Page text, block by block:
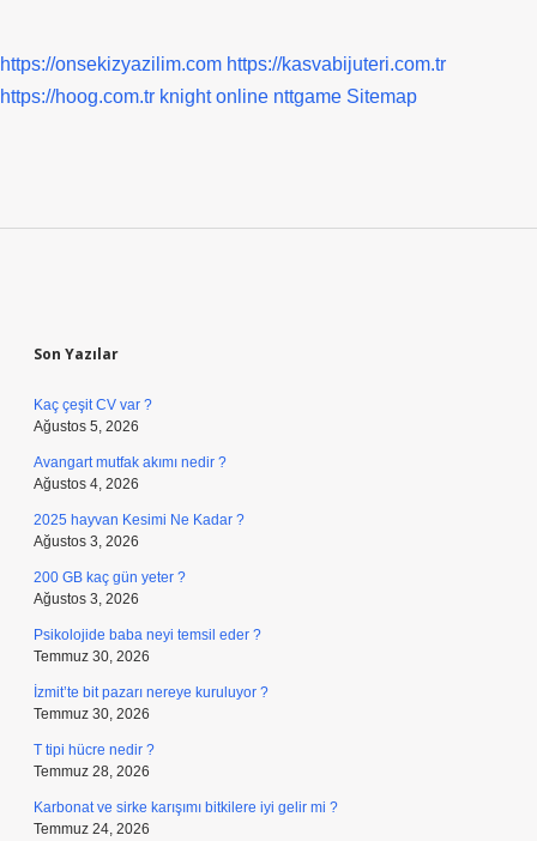
https://onsekizyazilim.com https://kasvabijuteri.com.tr
https://hoog.com.tr knight online nttgame Sitemap
Son Yazılar
Kaç çeşit CV var ?
Ağustos 5, 2026
Avangart mutfak akımı nedir ?
Ağustos 4, 2026
2025 hayvan Kesimi Ne Kadar ?
Ağustos 3, 2026
200 GB kaç gün yeter ?
Ağustos 3, 2026
Psikolojide baba neyi temsil eder ?
Temmuz 30, 2026
İzmit’te bit pazarı nereye kuruluyor ?
Temmuz 30, 2026
T tipi hücre nedir ?
Temmuz 28, 2026
Karbonat ve sirke karışımı bitkilere iyi gelir mi ?
Temmuz 24, 2026